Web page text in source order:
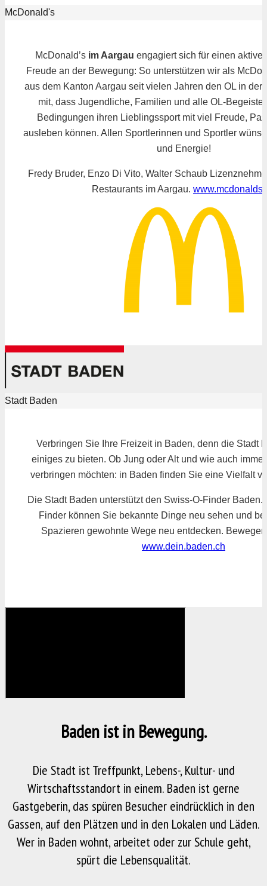
McDonald's
McDonald’s im Aargau engagiert sich für einen
Freude an der Bewegung: So unterstützen wir als
aus dem Kanton Aargau seit vielen Jahren den OL in der
mit, dass Jugendliche, Familien und alle OL-
Bedingungen ihren Lieblingssport mit viel Freude,
ausleben können. Allen Sportlerinnen und Sportler
und Energie!
Fredy Bruder, Enzo Di Vito, Walter Schaub
Restaurants im Aargau.
Stadt Baden
Verbringen Sie Ihre Freizeit in Baden, denn die Stadt
einiges zu bieten. Ob Jung oder Alt und wie auch
verbringen möchten: in Baden finden Sie eine Vielfalt
Die Stadt Baden unterstützt den Swiss-O-Finder Baden.
Finder können Sie bekannte Dinge neu sehen und
Spazieren gewohnte Wege neu entdecken.
www.dein.baden.ch
Baden ist in Bewegung.
Die Stadt ist Treffpunkt, Lebens-, Kultur- und
Wirtschaftsstandort in einem. Baden ist gerne
Gastgeberin, das spüren Besucher eindrücklich in den
Gassen, auf den Plätzen und in den Lokalen und Läden.
Wer in Baden wohnt, arbeitet oder zur Schule geht,
spürt die Lebensqualität.